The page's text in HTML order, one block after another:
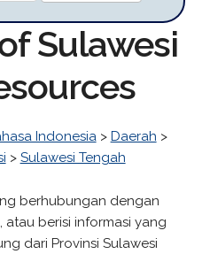
Sulawesi
Indonesia> Daerah >
> Sulawesi Tengah
berhubungan dengan
atau berisi informasi yang
dari Provinsi Sulawesi